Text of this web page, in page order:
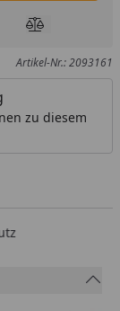
Produkt
Artikel-Nr.: 2093161
zu diesem